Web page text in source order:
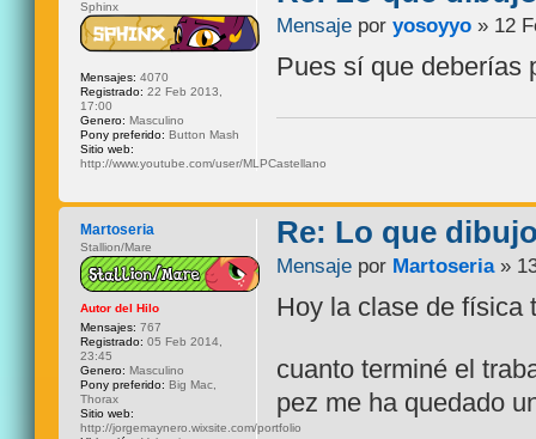
Mensaje poryosoyyo » 12
Pues sí que deberías
Sphinx
Mensajes: 4070
Registrado: 22 Feb 2013,
17:00
Genero: Masculino
Pony preferido: Button Mash
Sitio web:
http://www.youtube.com/user/MLPCastellano
Re: Lo que
Mensaje por Martoseria»
Hoy la clase de física
cuanto terminé el
pez me ha quedado
Martoseria
Stallion/Mare
Autor del Hilo
Mensajes: 767
Registrado: 05 Feb 2014,
23:45
Genero: Masculino
Pony preferido: Big Mac,
Thorax
Sitio web:
http://jorgemaynero.wixsite.com/portfolio